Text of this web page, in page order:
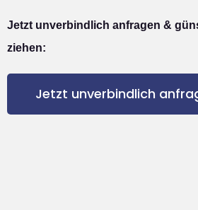
Jetzt unverbindlich anfragen &
ziehen:
Jetzt unverbindlich